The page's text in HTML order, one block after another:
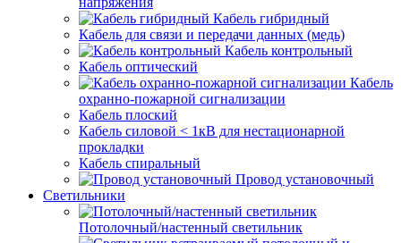
Кабель гибридный
Кабель для связи и передачи данных (медь)
Кабель контрольный
Кабель оптический
Кабель
охранно-пожарной сигнализации
Кабель плоский
Кабель силовой < 1кВ для нестационарной
прокладки
Кабель спиральный
Провод установочный
Светильники
Потолочный/настенный светильник